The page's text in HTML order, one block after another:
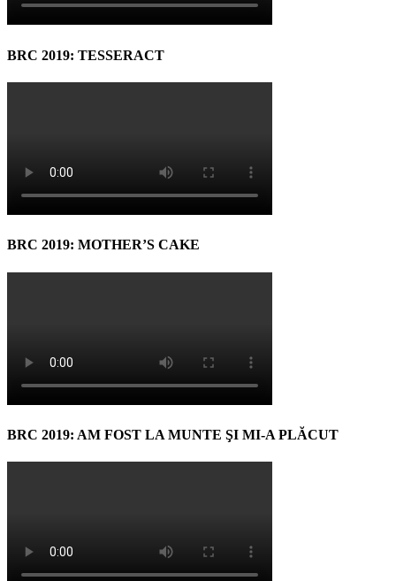
BRC 2019: TESSERACT
BRC 2019: MOTHER’S CAKE
BRC 2019: AM FOST LA MUNTE ŞI MI-A PLĂCUT